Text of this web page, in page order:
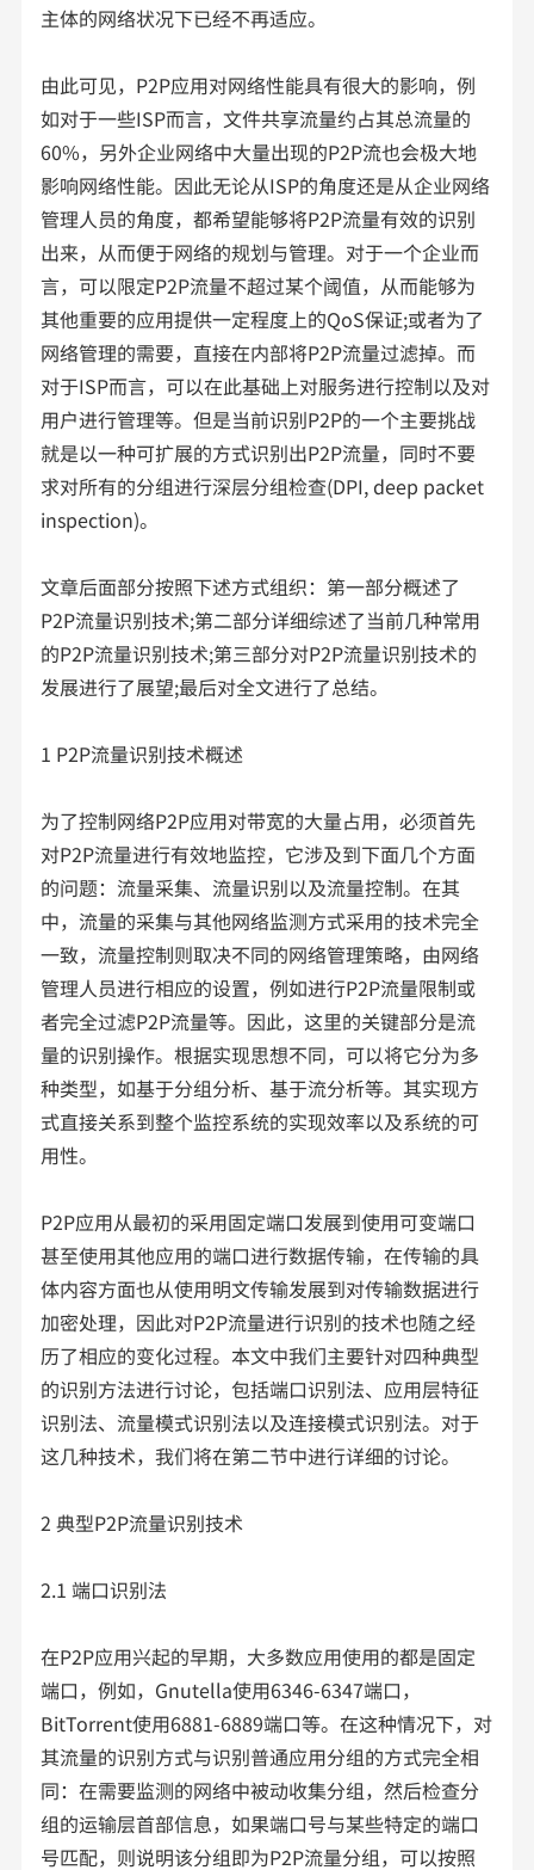
主体的网络状况下已经不再适应。
由此可见，P2P应用对网络性能具有很大的影响，例
如对于一些ISP而言，文件共享流量约占其总流量的
60%，另外企业网络中大量出现的P2P流也会极大地
影响网络性能。因此无论从ISP的角度还是从企业网络
管理人员的角度，都希望能够将P2P流量有效的识别
出来，从而便于网络的规划与管理。对于一个企业而
言，可以限定P2P流量不超过某个阈值，从而能够为
其他重要的应用提供一定程度上的QoS保证;或者为了
网络管理的需要，直接在内部将P2P流量过滤掉。而
对于ISP而言，可以在此基础上对服务进行控制以及对
用户进行管理等。但是当前识别P2P的一个主要挑战
就是以一种可扩展的方式识别出P2P流量，同时不要
求对所有的分组进行深层分组检查(DPI, deep packet
inspection)。
文章后面部分按照下述方式组织：第一部分概述了
P2P流量识别技术;第二部分详细综述了当前几种常用
的P2P流量识别技术;第三部分对P2P流量识别技术的
发展进行了展望;最后对全文进行了总结。
1 P2P流量识别技术概述
为了控制网络P2P应用对带宽的大量占用，必须首先
对P2P流量进行有效地监控，它涉及到下面几个方面
的问题：流量采集、流量识别以及流量控制。在其
中，流量的采集与其他网络监测方式采用的技术完全
一致，流量控制则取决不同的网络管理策略，由网络
管理人员进行相应的设置，例如进行P2P流量限制或
者完全过滤P2P流量等。因此，这里的关键部分是流
量的识别操作。根据实现思想不同，可以将它分为多
种类型，如基于分组分析、基于流分析等。其实现方
式直接关系到整个监控系统的实现效率以及系统的可
用性。
P2P应用从最初的采用固定端口发展到使用可变端口
甚至使用其他应用的端口进行数据传输，在传输的具
体内容方面也从使用明文传输发展到对传输数据进行
加密处理，因此对P2P流量进行识别的技术也随之经
历了相应的变化过程。本文中我们主要针对四种典型
的识别方法进行讨论，包括端口识别法、应用层特征
识别法、流量模式识别法以及连接模式识别法。对于
这几种技术，我们将在第二节中进行详细的讨论。
2 典型P2P流量识别技术
2.1 端口识别法
在P2P应用兴起的早期，大多数应用使用的都是固定
端口，例如，Gnutella使用6346-6347端口，
BitTorrent使用6881-6889端口等。在这种情况下，对
其流量的识别方式与识别普通应用分组的方式完全相
同：在需要监测的网络中被动收集分组，然后检查分
组的运输层首部信息，如果端口号与某些特定的端口
号匹配，则说明该分组即为P2P流量分组，可以按照